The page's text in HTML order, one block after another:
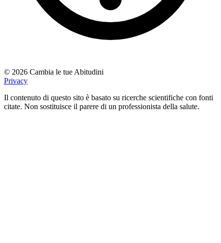
© 2026 Cambia le tue Abitudini
Privacy
Il contenuto di questo sito è basato su ricerche scientifiche con fonti
citate. Non sostituisce il parere di un professionista della salute.